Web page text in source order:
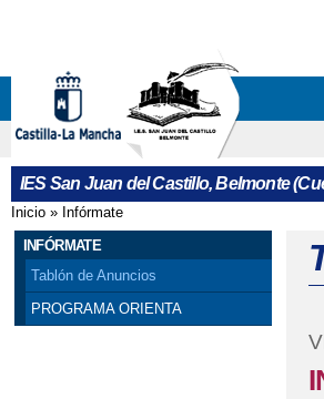
IES San Juan del Castillo, Belmonte
Se encuentra usted aquí
Inicio » Infórmate
INFÓRMATE
Tablón de Anuncios
PROGRAMA ORIENTA